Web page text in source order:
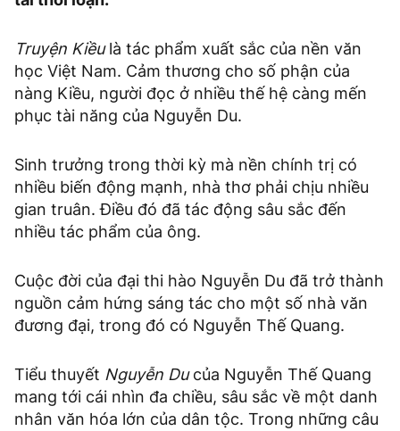
Truyện Kiềulà tác phẩm xuất sắc của nền văn
học Việt Nam. Cảm thương cho số phận của
nàng Kiều, người đọc ở nhiều thế hệ càng mến
phục tài năng của Nguyễn Du.
Sinh trưởng trong thời kỳ mà nền chính trị có
nhiều biến động mạnh, nhà thơ phải chịu nhiều
gian truân. Điều đó đã tác động sâu sắc đến
nhiều tác phẩm của ông.
Cuộc đời của đại thi hào Nguyễn Du đã trở thành
nguồn cảm hứng sáng tác cho một số nhà văn
đương đại, trong đó có Nguyễn Thế Quang.
Tiểu thuyết Nguyễn Ducủa Nguyễn Thế Quang
mang tới cái nhìn đa chiều, sâu sắc về một danh
nhân văn hóa lớn của dân tộc. Trong những câu